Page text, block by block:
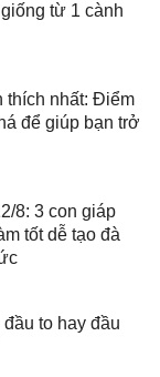
từ 1 cành
thích nhất: Điểm
để giúp bạn trở
8: 3 con giáp
tốt dễ tạo đà
to hay đầu